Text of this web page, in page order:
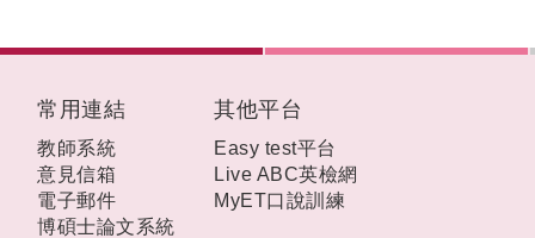
常用連結
教師系統
意見信箱
電子郵件
博碩士論文系統
其他平台
Easy test平台
Live ABC英檢網
MyET口說訓練